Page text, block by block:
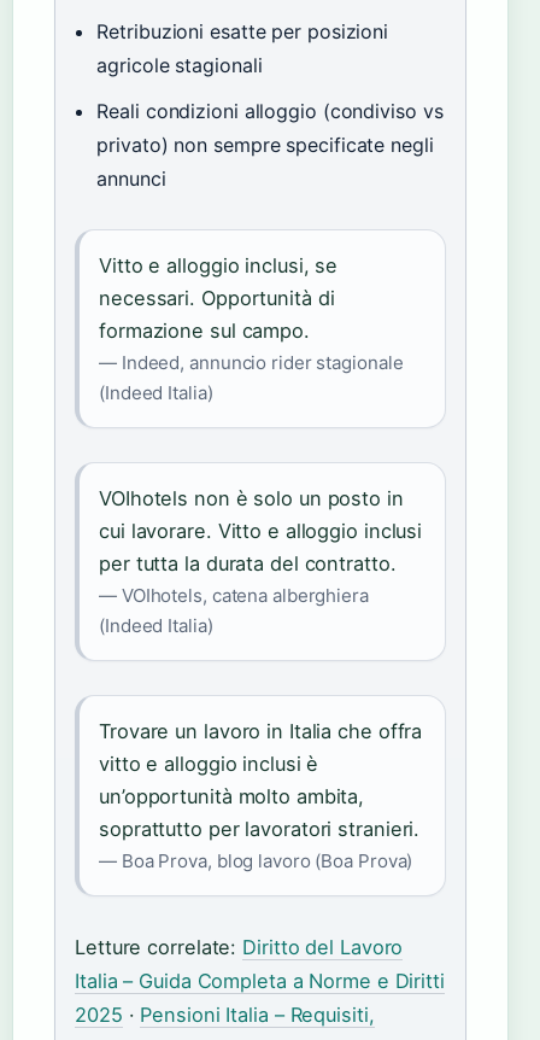
Retribuzioni esatte per posizioni
agricole stagionali
Reali condizioni alloggio (condiviso vs
privato) non sempre specificate negli
annunci
Vitto e alloggio inclusi, se
necessari. Opportunità di
formazione sul campo.
— Indeed, annuncio rider stagionale
(Indeed Italia)
VOIhotels non è solo un posto in
cui lavorare. Vitto e alloggio inclusi
per tutta la durata del contratto.
— VOIhotels, catena alberghiera
(Indeed Italia)
Trovare un lavoro in Italia che offra
vitto e alloggio inclusi è
un’opportunità molto ambita,
soprattutto per lavoratori stranieri.
— Boa Prova, blog lavoro (Boa Prova)
Letture correlate: Diritto del Lavoro
Italia – Guida Completa a Norme e Diritti
2025 · Pensioni Italia – Requisiti,